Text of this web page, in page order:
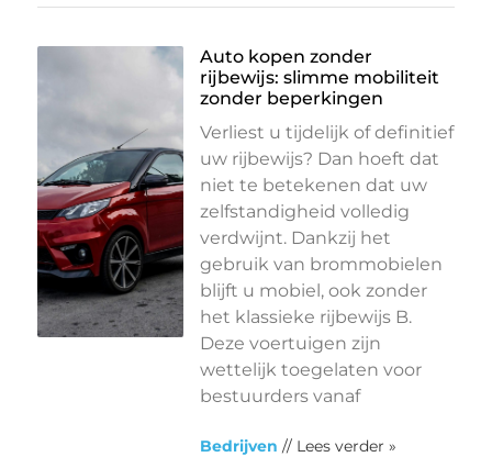
Auto kopen zonder
rijbewijs: slimme mobiliteit
zonder beperkingen
Verliest u tijdelijk of definitief
uw rijbewijs? Dan hoeft dat
niet te betekenen dat uw
zelfstandigheid volledig
verdwijnt. Dankzij het
gebruik van brommobielen
blijft u mobiel, ook zonder
het klassieke rijbewijs B.
Deze voertuigen zijn
wettelijk toegelaten voor
bestuurders vanaf
Bedrijven // Lees verder »